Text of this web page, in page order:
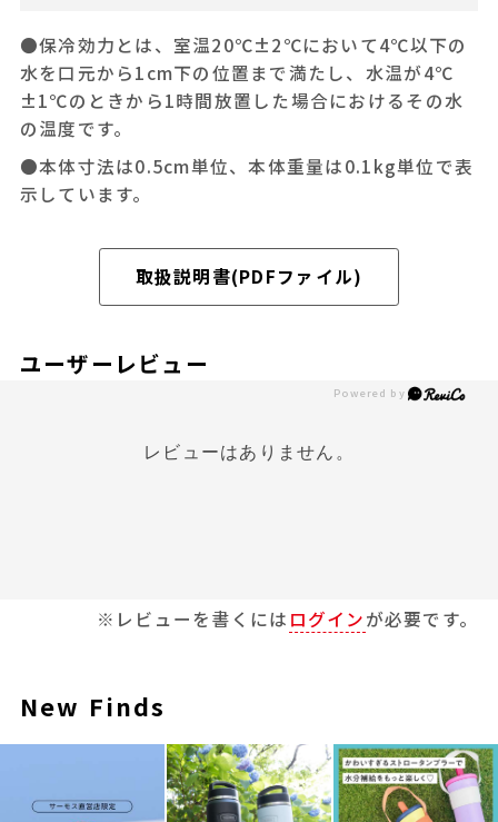
●保冷効力とは、室温20℃±2℃において4℃以下の
水を口元から1cm下の位置まで満たし、水温が4℃
±1℃のときから1時間放置した場合におけるその水
の温度です。
●本体寸法は0.5cm単位、本体重量は0.1kg単位で表
示しています。
取扱説明書(PDFファイル)
ユーザーレビュー
レビューはありません。
※レビューを書くには ログインが必要です。
New Finds